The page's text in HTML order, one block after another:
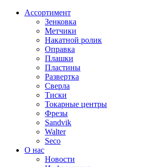
Ассортимент
Зенковка
Метчики
Накатной ролик
Оправка
Плашки
Пластины
Развертка
Сверла
Тиски
Токарные центры
Фрезы
Sandvik
Walter
Seco
О нас
Новости